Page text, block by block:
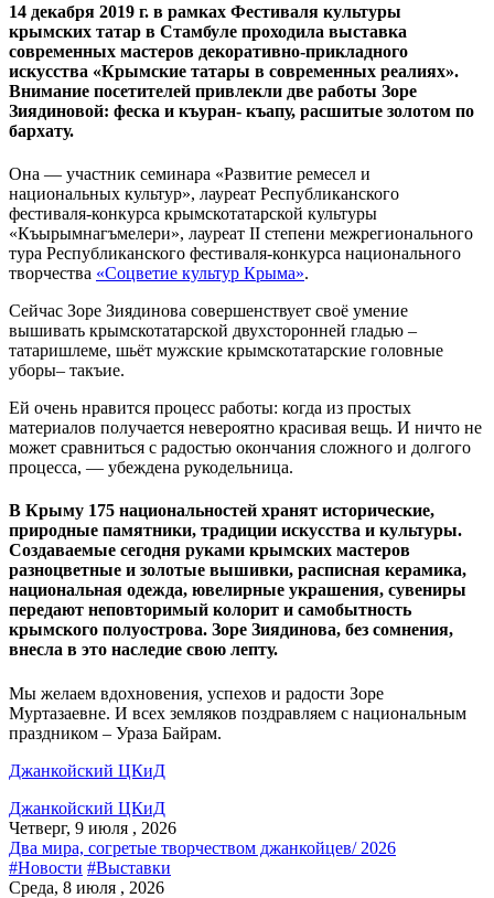
14 декабря 2019 г. в рамках Фестиваля культуры
крымских татар в Стамбуле проходила выставка
современных мастеров декоративно-прикладного
искусства «Крымские татары в современных реалиях».
Внимание посетителей привлекли две работы Зоре
Зиядиновой: феска и къуран- къапу, расшитые золотом по
бархату.
Она — участник семинара «Развитие ремесел и
национальных культур», лауреат Республиканского
фестиваля-конкурса крымскотатарской культуры
«Къырымнагъмелери», лауреат II степени межрегионального
тура Республиканского фестиваля-конкурса национального
творчества «Соцветие культур Крыма».
Сейчас Зоре Зиядинова совершенствует своё умение
вышивать крымскотатарской двухсторонней гладью –
татаришлеме, шьёт мужские крымскотатарские головные
уборы– такъие.
Ей очень нравится процесс работы: когда из простых
материалов получается невероятно красивая вещь. И ничто не
может сравниться с радостью окончания сложного и долгого
процесса, — убеждена рукодельница.
В Крыму 175 национальностей хранят исторические,
природные памятники, традиции искусства и культуры.
Создаваемые сегодня руками крымских мастеров
разноцветные и золотые вышивки, расписная керамика,
национальная одежда, ювелирные украшения, сувениры
передают неповторимый колорит и самобытность
крымского полуострова. Зоре Зиядинова, без сомнения,
внесла в это наследие свою лепту.
Мы желаем вдохновения, успехов и радости Зоре
Муртазаевне. И всех земляков поздравляем с национальным
праздником – Ураза Байрам.
Джанкойский ЦКиД
Джанкойский ЦКиД
Четверг, 9 июля , 2026
Два мира, согретые творчеством джанкойцев/ 2026
#Новости #Выставки
Среда, 8 июля , 2026